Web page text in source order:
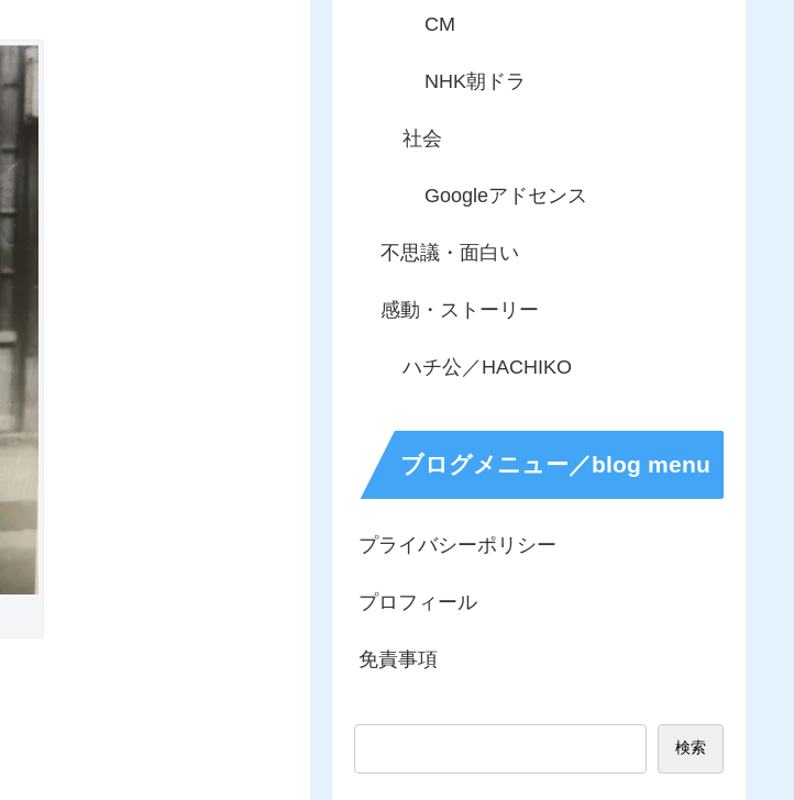
CM
NHK朝ドラ
社会
Googleアドセンス
不思議・面白い
感動・ストーリー
ハチ公／HACHIKO
ブログメニュー／blog menu
プライバシーポリシー
プロフィール
免責事項
検索